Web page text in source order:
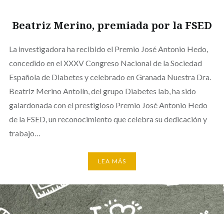
Beatriz Merino, premiada por la FSED
La investigadora ha recibido el Premio José Antonio Hedo,
concedido en el XXXV Congreso Nacional de la Sociedad
Española de Diabetes y celebrado en Granada Nuestra Dra.
Beatriz Merino Antolín, del grupo Diabetes lab, ha sido
galardonada con el prestigioso Premio José Antonio Hedo
de la FSED, un reconocimiento que celebra su dedicación y
trabajo…
LEA MÁS